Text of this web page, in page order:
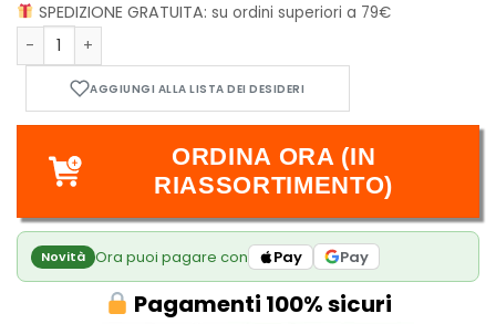
SPEDIZIONE GRATUITA:su ordini superiori a 79€
Bundle Yasha Vol.1 + Banana Fish Official Guidebook
ORDINA ORA (IN
RIASSORTIMENTO)
Novità Ora puoi pagare con Pay Pay
Pagamenti 100% sicuri